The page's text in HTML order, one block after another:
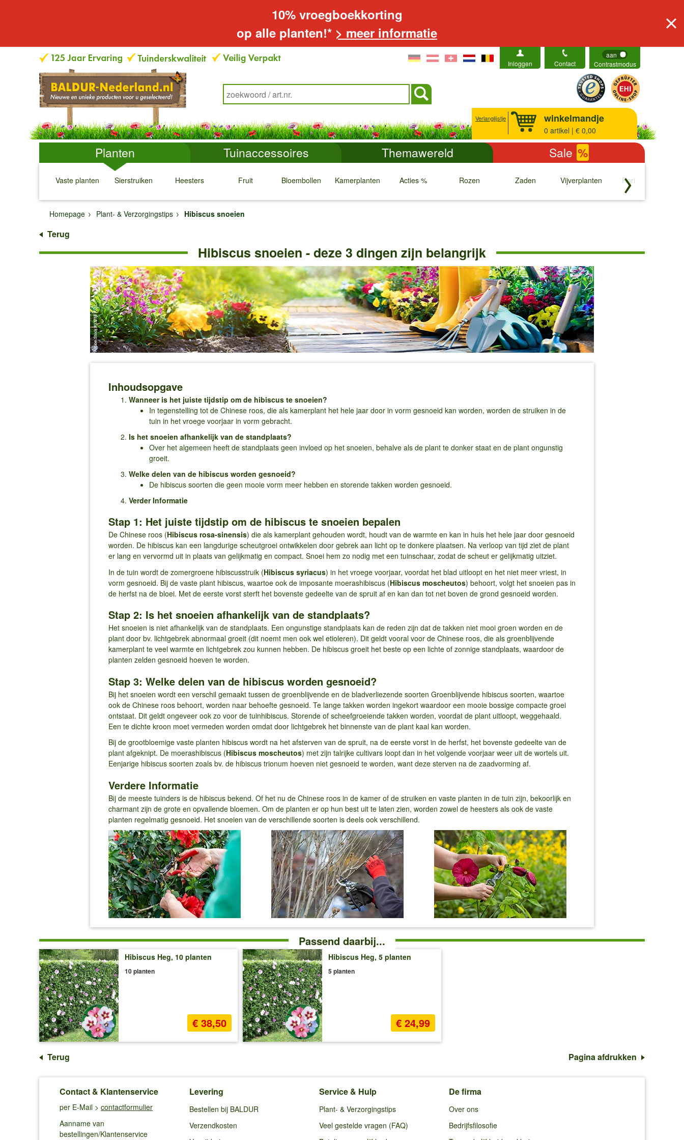
10% vroegboekkorting
op alle planten!* > meer informatie
Inloggen Contact
aan
Contrastmodus
Verlanglijstje winkelmandje
0 artikel | € 0,00
Planten Tuinaccessoires Themawereld Sale %
Vaste planten
↓
Sierstruiken
↓
Heesters
↓
Fruit
↓
Bloembollen
↓
Kamerplanten
↓
Acties %
↓
Rozen
↓
Zaden
↓
Vijverplanten
↓
Rariteiten
↓
Homepage
Plant- & Verzorgingstips Hibiscus snoeien
Terug
Hibiscus snoeien - deze 3 dingen zijn belangrijk
Inhoudsopgave
Wanneer is het juiste tijdstip om de hibiscus te snoeien?
In tegenstelling tot de Chinese roos, die als kamerplant het hele jaar door in vorm gesnoeid kan worden, worden de struiken in de
tuin in het vroege voorjaar in vorm gebracht.
Is het snoeien afhankelijk van de standplaats?
Over het algemeen heeft de standplaats geen invloed op het snoeien, behalve als de plant te donker staat en de plant ongunstig
groeit.
Welke delen van de hibiscus worden gesnoeid?
De hibiscus soorten die geen mooie vorm meer hebben en storende takken worden gesnoeid.
Verder Informatie
Stap 1: Het juiste tijdstip om de hibiscus te snoeien bepalen
De Chinese roos (Hibiscus rosa-sinensis) die als kamerplant gehouden wordt, houdt van de warmte en kan in huis het hele jaar door gesnoeid
worden. De hibiscus kan een langdurige scheutgroei ontwikkelen door gebrek aan licht op te donkere plaatsen. Na verloop van tijd ziet de plant
er lang en vervormd uit in plaats van gelijkmatig en compact. Snoei hem zo nodig met een tuinschaar, zodat de scheut er gelijkmatig uitziet.
In de tuin wordt de zomergroene hibiscusstruik (Hibiscus syriacus) in het vroege voorjaar, voordat het blad uitloopt en het niet meer vriest, in
vorm gesnoeid. Bij de vaste plant hibiscus, waartoe ook de imposante moerashibiscus (Hibiscus moscheutos) behoort, volgt het snoeien pas in
de herfst na de bloei. Met de eerste vorst sterft het bovenste gedeelte van de spruit af en kan dan tot net boven de grond gesnoeid worden.
Stap 2: Is het snoeien afhankelijk van de standplaats?
Het snoeien is niet afhankelijk van de standplaats. Een ongunstige standplaats kan de reden zijn dat de takken niet mooi groen worden en de
plant door bv. lichtgebrek abnormaal groeit (dit noemt men ook wel etioleren). Dit geldt vooral voor de Chinese roos, die als groenblijvende
kamerplant te veel warmte en lichtgebrek zou kunnen hebben. De hibiscus groeit het beste op een lichte of zonnige standplaats, waardoor de
planten zelden gesnoeid hoeven te worden.
Stap 3: Welke delen van de hibiscus worden gesnoeid?
Bij het snoeien wordt een verschil gemaakt tussen de groenblijvende en de bladverliezende soorten Groenblijvende hibiscus soorten, waartoe
ook de Chinese roos behoort, worden naar behoefte gesnoeid. Te lange takken worden ingekort waardoor een mooie bossige compacte groei
ontstaat. Dit geldt ongeveer ook zo voor de tuinhibiscus. Storende of scheefgroeiende takken worden, voordat de plant uitloopt, weggehaald.
Een te dichte kroon moet vermeden worden omdat door lichtgebrek het binnenste van de plant kaal kan worden.
Bij de grootbloemige vaste planten hibiscus wordt na het afsterven van de spruit, na de eerste vorst in de herfst, het bovenste gedeelte van de
plant afgeknipt. De moerashibiscus (Hibiscus moscheutos) met zijn talrijke cultivars loopt dan in het volgende voorjaar weer uit de wortels uit.
Eenjarige hibiscus soorten zoals bv. de hibiscus trionum hoeven niet gesnoeid te worden, want deze sterven na de zaadvorming af.
Verdere Informatie
Bij de meeste tuinders is de hibiscus bekend. Of het nu de Chinese roos in de kamer of de struiken en vaste planten in de tuin zijn, bekoorlijk en
charmant zijn de grote en opvallende bloemen. Om de planten er op hun best uit te laten zien, worden zowel de heesters als ook de vaste
planten regelmatig gesnoeid. Het snoeien van de verschillende soorten is deels ook verschillend.
Passend daarbij...
Hibiscus Heg, 10 planten
10 planten
€ 38,50
Hibiscus Heg, 5 planten
5 planten
€ 24,99
Terug Pagina afdrukken
Contact & Klantenservice
per E-Mail > contactformulier
Aanname van
bestellingen/Klantenservice
Levering
Bestellen bij BALDUR
Verzendkosten
Service & Hulp
Plant- & Verzorgingstips
Veel gestelde vragen (FAQ)
De firma
Over ons
Bedrijfsfilosofie